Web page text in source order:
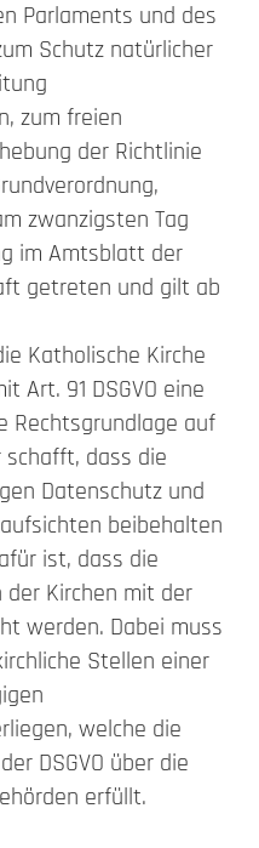
Parlaments und des
Schutz natürlicher
zum freien
der Richtlinie
zwanzigsten Tag
im Amtsblatt der
getreten und gilt ab
Katholische Kirche
Art. 91 DSGVO eine
Rechtsgrundlage auf
schafft, dass die
Datenschutz und
beibehalten
ist, dass die
Kirchen mit der
werden. Dabei muss
Stellen einer
welche die
DSGVO über die
erfüllt.